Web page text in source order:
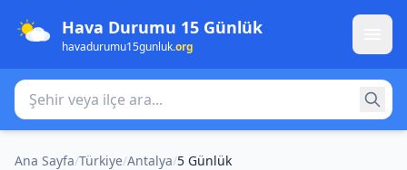
Hava Durumu 15 Günlük
havadurumu15gunluk.org
Şehir veya ilçe ara
Ana Sayfa/Türkiye/Antalya/5 Günlük